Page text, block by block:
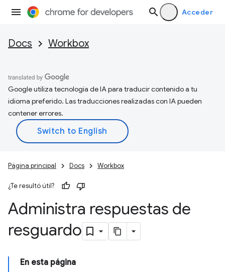
Acceder
Docs Workbox
Google utiliza tecnología de IA para traducir contenido a tu
idioma preferido. Las traducciones realizadas con IA pueden
contener errores.
Página principal Docs Workbox
¿Te resultó útil?
Administra respuestas de
resguardo
En esta página